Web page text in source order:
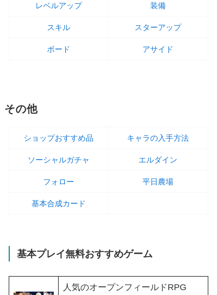
レベルアップ 装備
スキル スターアップ
ボード アサイド
その他
ショップおすすめ品 キャラの入手方法
ソーシャルガチャ エルダイン
フォロー 平日農場
基本合成カード
基本プレイ無料おすすめゲーム
人気のオープンフィールドRPG